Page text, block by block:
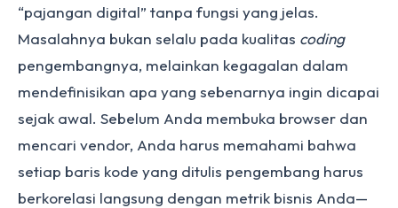
“pajangan digital” tanpa fungsi yang jelas.
Masalahnya bukan selalu pada kualitas coding
pengembangnya, melainkan kegagalan dalam
mendefinisikan apa yang sebenarnya ingin dicapai
sejak awal. Sebelum Anda membuka browser dan
mencari vendor, Anda harus memahami bahwa
setiap baris kode yang ditulis pengembang harus
berkorelasi langsung dengan metrik bisnis Anda—